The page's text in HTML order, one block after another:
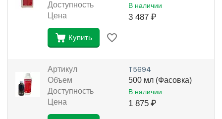
Доступность
В наличии
Цена 3 487 ₽
Купить
Артикул Т5694
Объем
500 мл (Фасовка)
Доступность
В наличии
Цена 1 875 ₽